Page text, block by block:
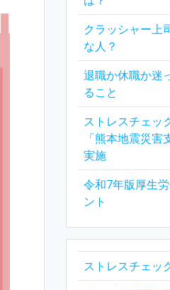
クラッシャー上
な人？
退職か休職か迷
ること
ストレスチェッ
「熊本地震災害
実施
令和7年版厚生
ント
ストレスチェッ